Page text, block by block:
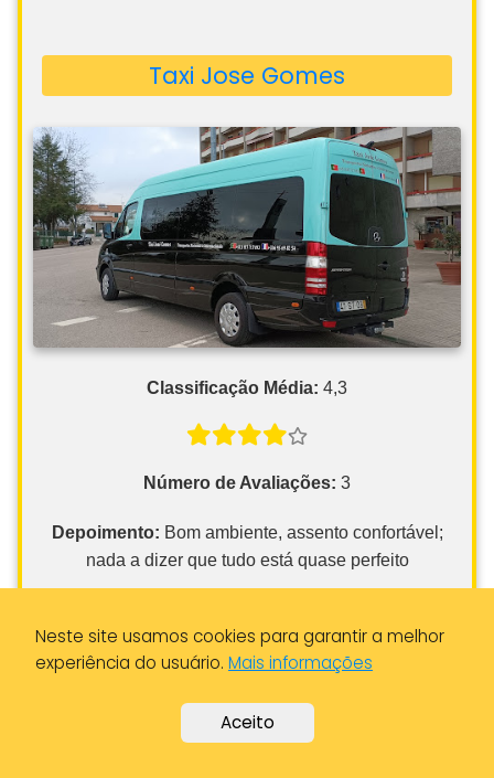
Classificação Média: 4,3
Número de Avaliações:
Depoimento:Bom ambiente, assento confortável;
Informações de Contato
Endereço:Praça João Paulo II N° 1 1°drt, 5300-302
Bragança, Portugal
Bragança, Portugal
Neste site usamos cookies para garantir a melhor
experiência do usuário. Mais informações
Aceito